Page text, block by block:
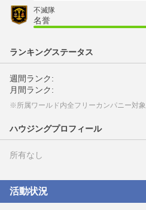
不滅隊
名誉
ランキングステータス
週間ランク:
月間ランク:
※所属ワールド内全フリーカンパニー対象
ハウジングプロフィール
所有なし
活動状況